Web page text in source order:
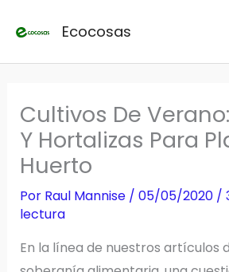
Ecocosas
Cultivos De
Y Hortalizas Para
Huerto
Por Raul Mannise / 05/05/2020 /
lectura
En la línea de nuestros artículos